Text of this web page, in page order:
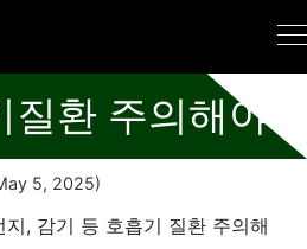
질환 주의해야
5, 2025)
, 감기 등 호흡기 질환 주의해